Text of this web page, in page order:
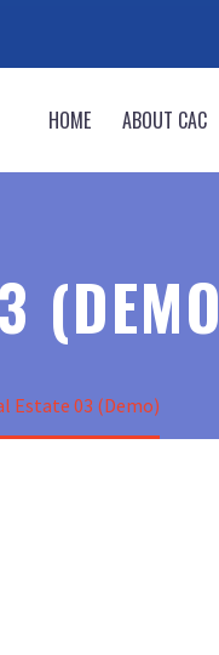
HOME ABOUT CAC
Estate 03 (Demo)